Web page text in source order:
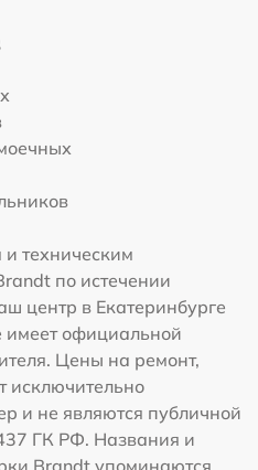
техническим
по истечении
центр в Екатеринбурге
имеет официальной
Цены на ремонт,
исключительно
и не являются публичной
ГК РФ. Названия и